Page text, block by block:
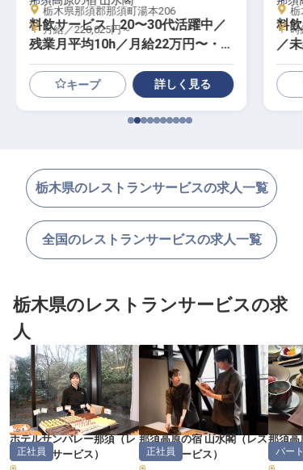
料飲サービス｜20〜30代活躍中／
残業月平均10h／月給22万円〜・年
休105日
栃木県那須郡那須町湯本206
月給／220,025円～
キープ 詳しく見る
料
／
温泉
栃
時
栃木県のレストランサービスの求人一覧
全国のレストランサービスの求人一覧
栃木県のレストランサービスの求
人
ホテルサンバレー那須（レ
ストランサービス ）
正社員
那須高原の宿 山水閣（レス
トランサービス ）
正社員
那須高
トラン
パー